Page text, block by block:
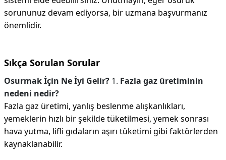
sorununuz devam ediyorsa, bir uzmana başvurmanız
önemlidir.
Sıkça Sorulan Sorular
Osurmak İçin Ne İyi Gelir? 1. Fazla gaz üretiminin
nedeni nedir?
Fazla gaz üretimi, yanlış beslenme alışkanlıkları,
yemeklerin hızlı bir şekilde tüketilmesi, yemek sonrası
hava yutma, lifli gıdaların aşırı tüketimi gibi faktörlerden
kaynaklanabilir.